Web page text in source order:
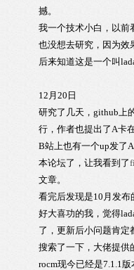
撼。
我一个技术小白，以前
也没想去研究，因为效
后来知道这是一个叫
12月20日
研究了几天，github上
行，作者也提出了A卡
B站上也有一个up发了
本论坛了，让我看到了
文章。
看完后发现是10月发布
好大喜功的我，觉得
了，更新后小问题肯定
搜索了一下，大佬提供
rocm现今已经是7.1.1版